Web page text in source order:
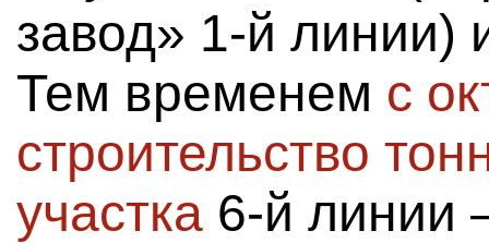
завод» 1-й
Тем временем с
строительство
участка 6-й линии